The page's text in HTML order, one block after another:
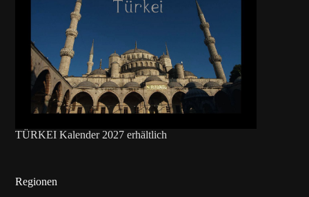
TÜRKEI Kalender 2027 erhältlich
Regionen